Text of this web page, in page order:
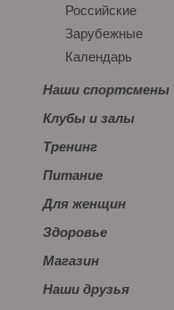
Российские
Зарубежные
Календарь
Наши спортсмены
Клубы и залы
Тренинг
Питание
Для женщин
Здоровье
Магазин
Наши друзья